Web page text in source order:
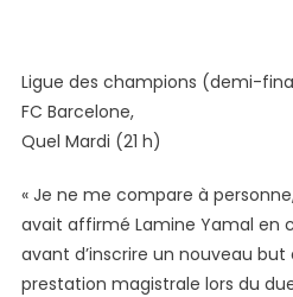
Ligue des champions (demi-
FC Barcelone,
Quel Mardi (21 h)
« Je ne me compare à
avait affirmé Lamine Yamal en
avant d’inscrire un nouveau
prestation magistrale lors du